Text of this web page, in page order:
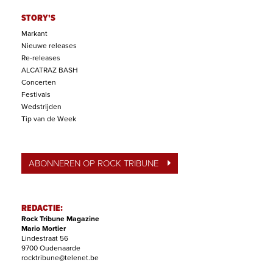
STORY'S
Markant
Nieuwe releases
Re-releases
ALCATRAZ BASH
Concerten
Festivals
Wedstrijden
Tip van de Week
ABONNEREN OP ROCK TRIBUNE
REDACTIE:
Rock Tribune Magazine
Mario Mortier
Lindestraat 56
9700 Oudenaarde
rocktribune@telenet.be